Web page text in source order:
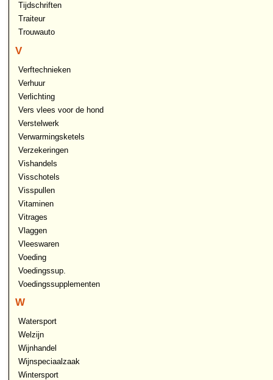
Tijdschriften
Traiteur
Trouwauto
V
Verftechnieken
Verhuur
Verlichting
Vers vlees voor de hond
Verstelwerk
Verwarmingsketels
Verzekeringen
Vishandels
Visschotels
Visspullen
Vitaminen
Vitrages
Vlaggen
Vleeswaren
Voeding
Voedingssup.
Voedingssupplementen
W
Watersport
Welzijn
Wijnhandel
Wijnspeciaalzaak
Wintersport